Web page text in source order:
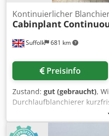
Suffolk 681 km
Kontinuierlicher
Cabinplant
Preisinfo
Zustand: gut (gebraucht),
Durchlaufblanchierer